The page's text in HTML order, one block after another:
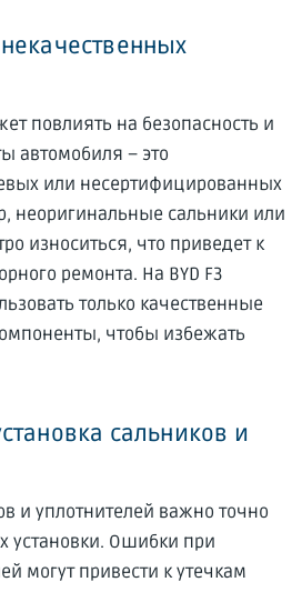
повлиять на безопасность и
автомобиля – это
или несертифицированных
неоригинальные сальники или
износиться, что приведет к
ремонта. На BYD F3
только качественные
чтобы избежать
сальников и
и уплотнителей важно точно
установки. Ошибки при
могут привести к утечкам